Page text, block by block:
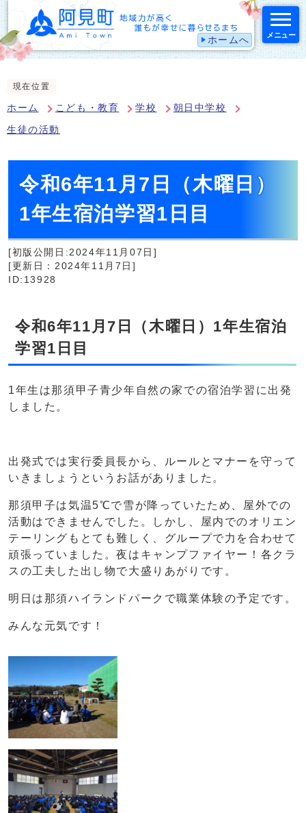
ホームへ メニュー
現在位置
ホーム こども・教育 学校 朝日中学校
生徒の活動
令和6年11月7日（木曜日）
1年生宿泊学習1日目
[初版公開日:2024年11月07日]
[更新日：2024年11月7日]
ID:13928
令和6年11月7日（木曜日）1年生宿泊
学習1日目
1年生は那須甲子青少年自然の家での宿泊学習に出発
しました。
出発式では実行委員長から、ルールとマナーを守って
いきましょうというお話がありました。
那須甲子は気温5℃で雪が降っていたため、屋外での
活動はできませんでした。しかし、屋内でのオリエン
テーリングもとても難しく、グループで力を合わせて
頑張っていました。夜はキャンプファイヤー！各クラ
スの工夫した出し物で大盛りあがりです。
明日は那須ハイランドパークで職業体験の予定です。
みんな元気です！